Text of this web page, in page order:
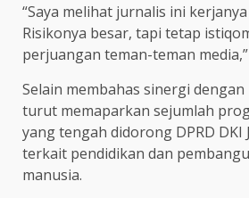
“Saya melihat jurnalis ini
Risikonya besar, tapi tetap
perjuangan teman-teman
Selain membahas sinergi dengan
turut memaparkan sejumlah
yang tengah didorong DPRD DKI
terkait pendidikan dan
manusia.